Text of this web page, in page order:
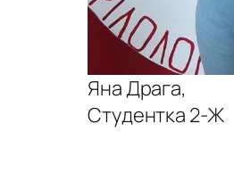
Яна Драга,
Студентка 2-Ж